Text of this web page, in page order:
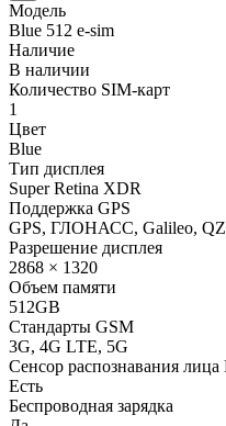
Модель
Blue 512 e-sim
Наличие
В наличии
Количество SIM-карт
1
Цвет
Blue
Тип дисплея
Super Retina XDR
Поддержка GPS
GPS, ГЛОНАСС, Galileo,
Разрешение дисплея
2868 × 1320
Объем памяти
512GB
Стандарты GSM
3G, 4G LTE, 5G
Сенсор распознавания
Есть
Беспроводная зарядка